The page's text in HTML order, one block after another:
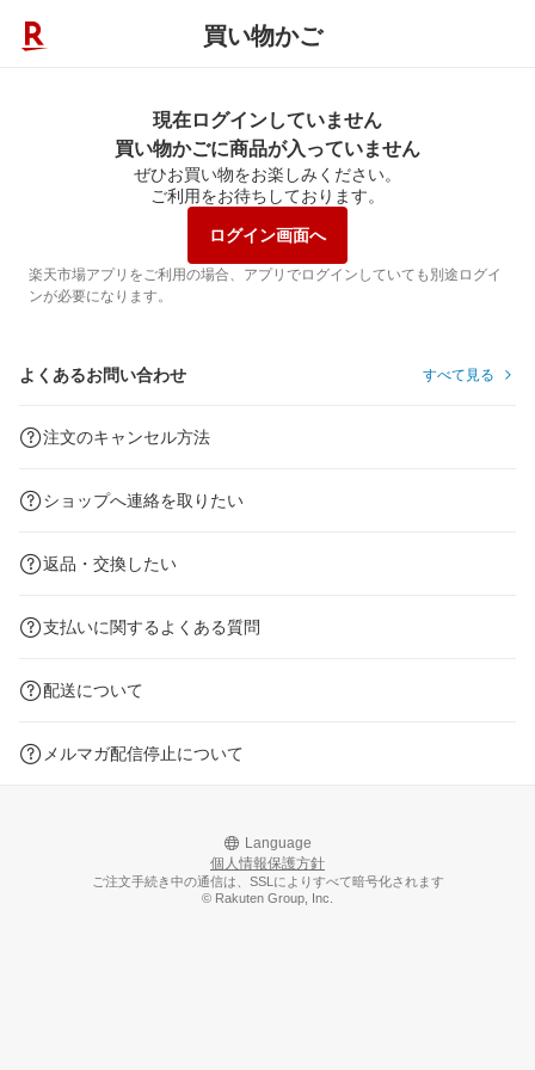
買い物かご
現在ログインしていません
買い物かごに商品が入っていません
ぜひお買い物をお楽しみください。
ご利用をお待ちしております。
ログイン画面へ
楽天市場アプリをご利用の場合、アプリでログインしていても別途ログイ
ンが必要になります。
よくあるお問い合わせ すべて見る
注文のキャンセル方法
ショップへ連絡を取りたい
返品・交換したい
支払いに関するよくある質問
配送について
メルマガ配信停止について
Language
個人情報保護方針
ご注文手続き中の通信は、SSLによりすべて暗号化されます
© Rakuten Group, Inc.